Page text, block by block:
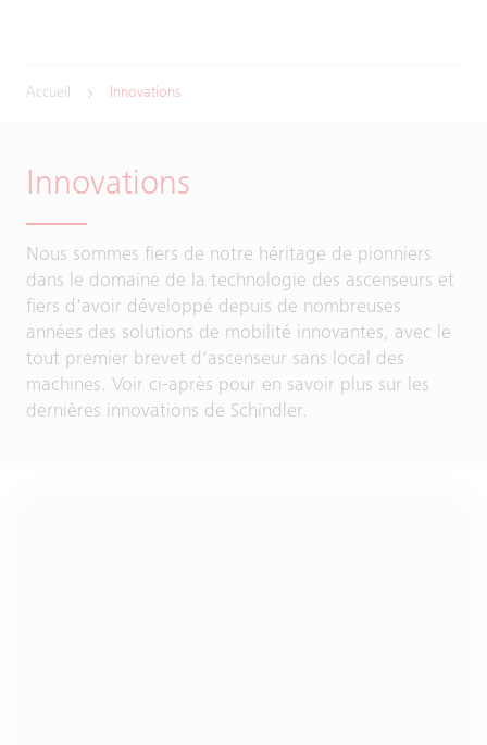
Accueil Innovations
Innovations
Nous sommes fiers de notre héritage de pionniers
dans le domaine de la technologie des ascenseurs et
fiers d'avoir développé depuis de nombreuses
années des solutions de mobilité innovantes, avec le
tout premier brevet d'ascenseur sans local des
machines. Voir ci-après pour en savoir plus sur les
dernières innovations de Schindler.